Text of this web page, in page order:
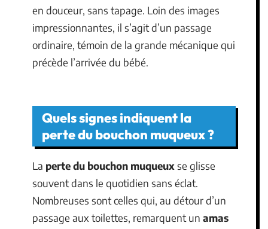
en douceur, sans tapage. Loin des images
impressionnantes, il s’agit d’un passage
ordinaire, témoin de la grande mécanique qui
précède l’arrivée du bébé.
Quels signes indiquent la
perte du bouchon muqueux ?
La perte du bouchon muqueuxse glisse
souvent dans le quotidien sans éclat.
Nombreuses sont celles qui, au détour d’un
passage aux toilettes, remarquent un amas